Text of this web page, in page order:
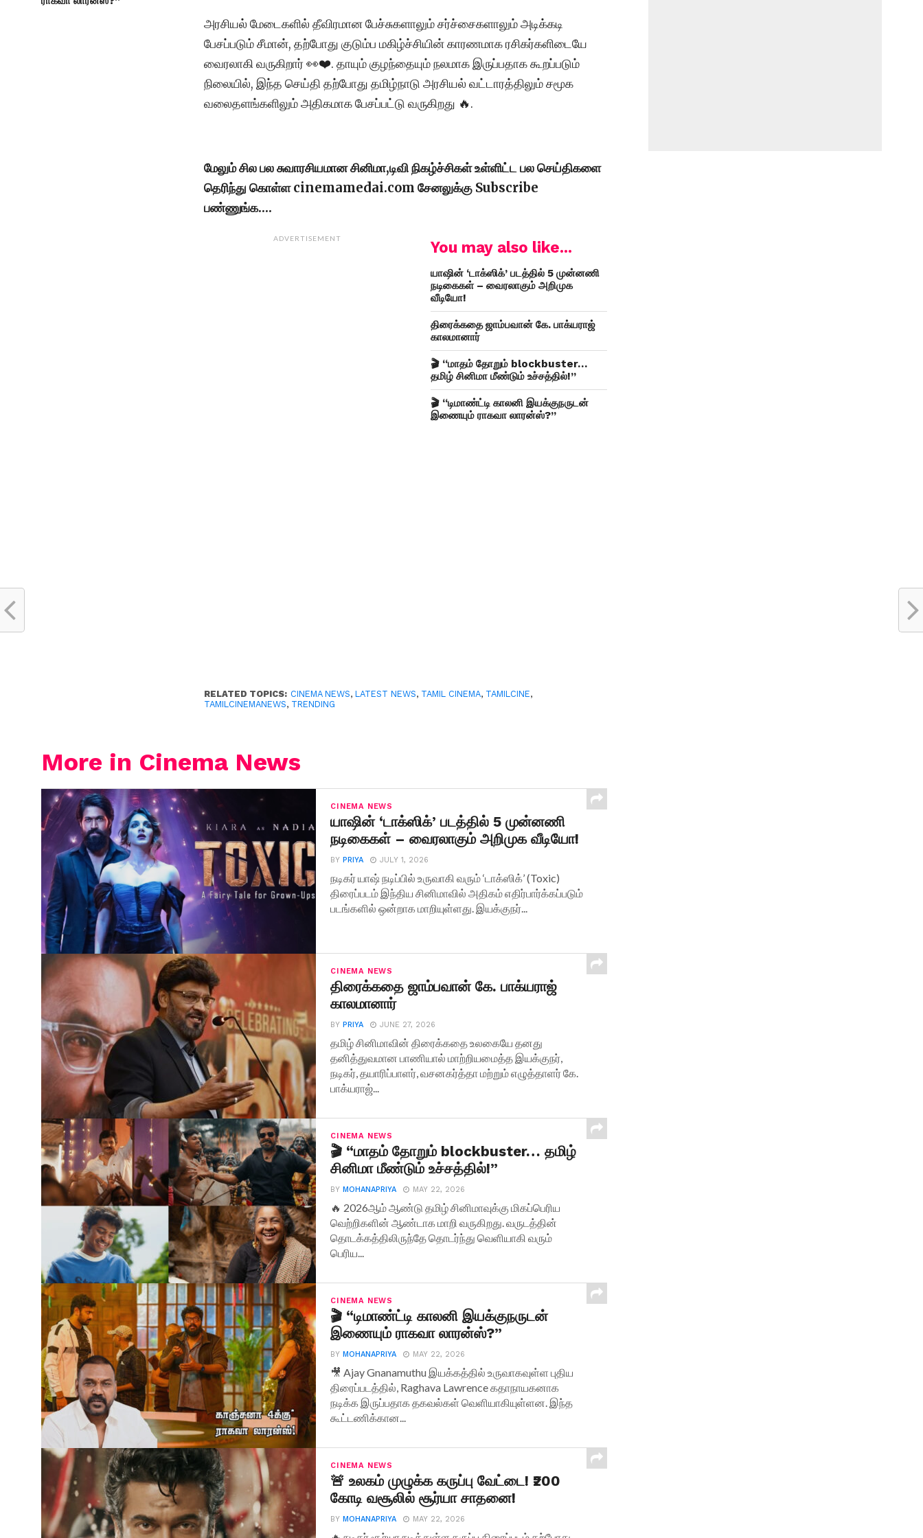
அரசியல் மேடைகளில் தீவிரமான பேச்சுகளாலும் சர்ச்சைகளாலும் அடிக்கடி
பேசப்படும் சீமான், தற்போது குடும்ப மகிழ்ச்சியின் காரணமாக ரசிகர்களிடையே
வைரலாகி வருகிறார் 👀❤️. தாயும் குழந்தையும் நலமாக இருப்பதாக கூறப்படும்
நிலையில், இந்த செய்தி தற்போது தமிழ்நாடு அரசியல் வட்டாரத்திலும் சமூக
வலைதளங்களிலும் அதிகமாக பேசப்பட்டு வருகிறது 🔥.
மேலும் சில பல சுவாரசியமான சினிமா,டிவி நிகழ்ச்சிகள் உள்ளிட்ட பல செய்திகளை
தெரிந்து கொள்ள cinemamedai.com சேனலுக்கு Subscribe
பண்ணுங்க….
ADVERTISEMENT You may also like...
யாஷின் ‘டாக்ஸிக்’ படத்தில் 5 முன்னணி
நடிகைகள் – வைரலாகும் அறிமுக
வீடியோ!
திரைக்கதை ஜாம்பவான் கே. பாக்யராஜ்
காலமானார்
🎬 “மாதம் தோறும் blockbuster…
தமிழ் சினிமா மீண்டும் உச்சத்தில்!”
🎬 “டிமாண்ட்டி காலனி இயக்குநருடன்
இணையும் ராகவா லாரன்ஸ்?”
RELATED TOPICS: CINEMA NEWS,LATEST NEWS, TAMIL CINEMA, TAMILCINE,
TAMILCINEMANEWS, TRENDING
More in Cinema News
CINEMA NEWS
யாஷின் ‘டாக்ஸிக்’ படத்தில் 5 முன்னணி
நடிகைகள் – வைரலாகும் அறிமுக வீடியோ!
BY PRIYA JULY 1, 2026
நடிகர் யாஷ் நடிப்பில் உருவாகி வரும் ‘டாக்ஸிக்’ (Toxic)
திரைப்படம் இந்திய சினிமாவில் அதிகம் எதிர்பார்க்கப்படும்
படங்களில் ஒன்றாக மாறியுள்ளது. இயக்குநர்...
CINEMA NEWS
திரைக்கதை ஜாம்பவான் கே. பாக்யராஜ்
காலமானார்
BY PRIYA JUNE 27, 2026
தமிழ் சினிமாவின் திரைக்கதை உலகையே தனது
தனித்துவமான பாணியால் மாற்றியமைத்த இயக்குநர்,
நடிகர், தயாரிப்பாளர், வசனகர்த்தா மற்றும் எழுத்தாளர் கே.
பாக்யராஜ்...
CINEMA NEWS
🎬 “மாதம் தோறும் blockbuster… தமிழ்
சினிமா மீண்டும் உச்சத்தில்!”
BY MOHANAPRIYA MAY 22, 2026
🔥 2026ஆம் ஆண்டு தமிழ் சினிமாவுக்கு மிகப்பெரிய
வெற்றிகளின் ஆண்டாக மாறி வருகிறது. வருடத்தின்
தொடக்கத்திலிருந்தே தொடர்ந்து வெளியாகி வரும்
பெரிய...
CINEMA NEWS
🎬 “டிமாண்ட்டி காலனி இயக்குநருடன்
இணையும் ராகவா லாரன்ஸ்?”
BY MOHANAPRIYA MAY 22, 2026
🎥 Ajay Gnanamuthu இயக்கத்தில் உருவாகவுள்ள புதிய
திரைப்படத்தில், Raghava Lawrence கதாநாயகனாக
நடிக்க இருப்பதாக தகவல்கள் வெளியாகியுள்ளன. இந்த
கூட்டணிக்கான...
CINEMA NEWS
🚨 உலகம் முழுக்க கருப்பு வேட்டை! ₹200
கோடி வசூலில் சூர்யா சாதனை!
BY MOHANAPRIYA MAY 22, 2026